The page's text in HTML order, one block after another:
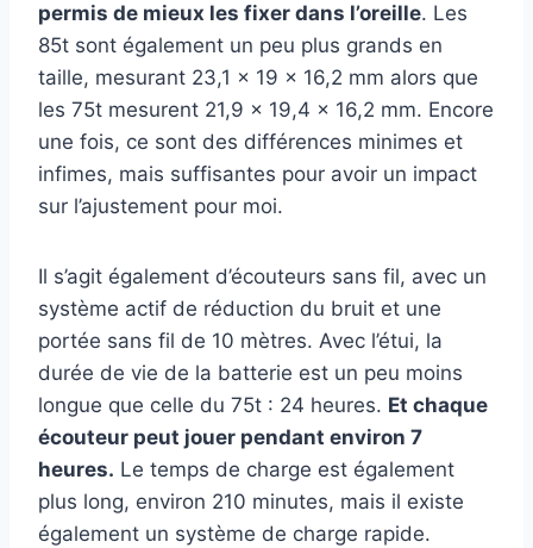
permis de mieux les fixer dans l’oreille. Les
85t sont également un peu plus grands en
taille, mesurant 23,1 x 19 x 16,2 mm alors que
les 75t mesurent 21,9 x 19,4 x 16,2 mm. Encore
une fois, ce sont des différences minimes et
infimes, mais suffisantes pour avoir un impact
sur l’ajustement pour moi.
Il s’agit également d’écouteurs sans fil, avec un
système actif de réduction du bruit et une
portée sans fil de 10 mètres. Avec l’étui, la
durée de vie de la batterie est un peu moins
longue que celle du 75t : 24 heures. Et chaque
écouteur peut jouer pendant environ 7
heures. Le temps de charge est également
plus long, environ 210 minutes, mais il existe
également un système de charge rapide.